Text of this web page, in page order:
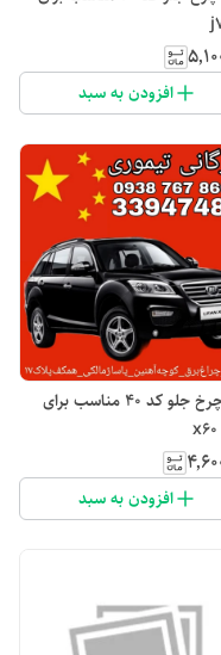
افزودن به سبد
توپی چرخ جلو کد ۴۰ مناسب برای
افزودن به سبد